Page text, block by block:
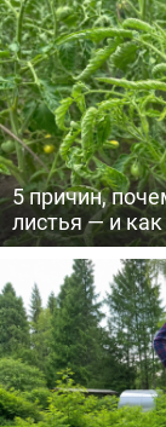
5 причин,
листья — и